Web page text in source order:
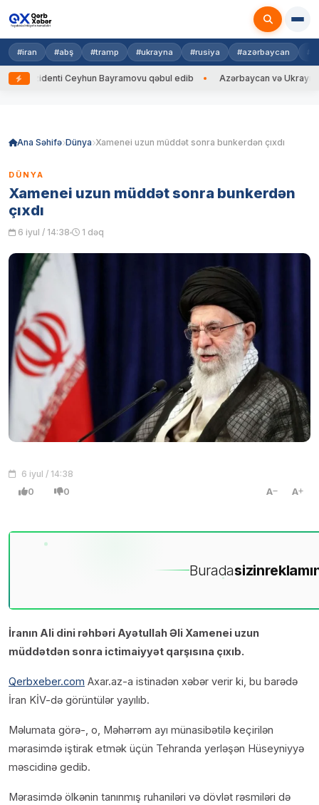
#iran #abş #tramp #ukrayna #rusiya #azərbaycan
Ceyhun Bayramovu qəbul edib Azərbaycan və Ukrayna XİN
Ana Səhifə Dünya Xamenei uzun müddət sonra bunkerdən çıxdı
DÜNYA
Xamenei uzun müddət sonra bunkerdən
çıxdı
6 iyul / 14:38 1 dəq
6 iyul / 14:38
0 0 A A
Buradasizin
İranın Ali dini rəhbəri Ayətullah Əli Xamenei uzun
müddətdən sonra ictimaiyyət qarşısına çıxıb.
Qerbxeber.com Axar.az-a istinadən xəbər verir ki, bu barədə
İran KİV-də görüntülər yayılıb.
Məlumata görə-, o, Məhərrəm ayı münasibətilə keçirilən
mərasimdə iştirak etmək üçün Tehranda yerləşən Hüseyniyyə
məscidinə gedib.
Mərasimdə ölkənin tanınmış ruhaniləri və dövlət rəsmiləri də